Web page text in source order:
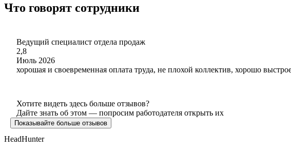
Что говорят сотрудники
Ведущий специалист отдела продаж
2,8
Июль 2026
хорошая и своевременная оплата труда, не плохой коллектив, хорошо
Хотите видеть здесь больше отзывов?
Дайте знать об этом — попросим работодателя открыть их
Показывайте больше отзывов
HeadHunter